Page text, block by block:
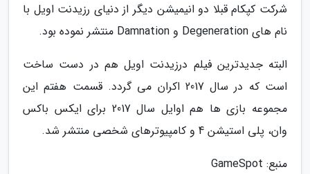
شرکت کپکام قبلا دو انیمیشن دیگر از دنیای رزیدنت اویل با
نام های Degeneration و Damnation منتشر نموده بود.
البته جدیدترین فیلم درزیدنت اویل هم در دست ساخت
است که در سال 2017 اکران می گردد. قسمت هفتم این
مجموعه بازی ها هم اوایل سال 2017 برای ایکس باکس
وان، پلی استیشن 4 و کامپیوترهای شخصی منتشر شد.
منبع: GameSpot